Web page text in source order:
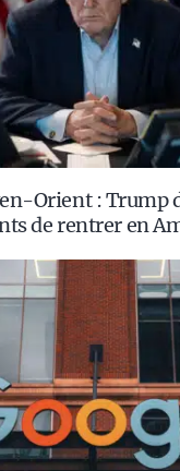
Orient : Trump
de rentrer en